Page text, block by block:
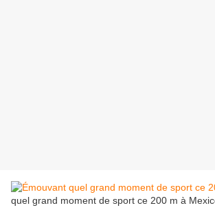
quel grand moment de sport ce 200 m à